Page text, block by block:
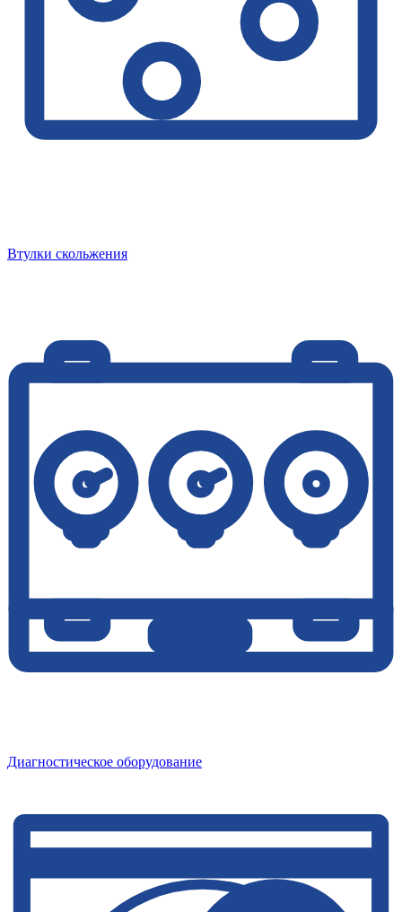
Втулки скольжения
Диагностическое оборудование